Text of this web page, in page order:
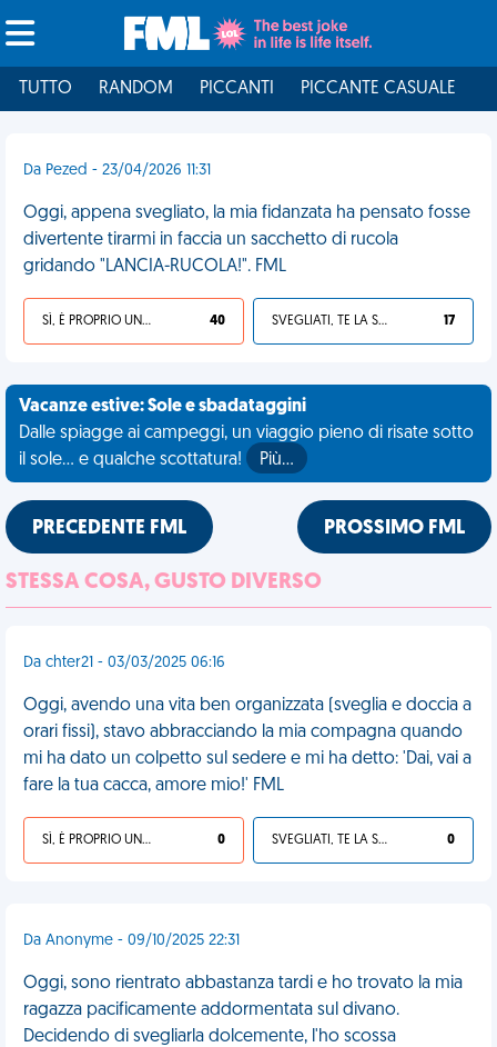
TUTTO RANDOM PICCANTI PICCANTE CASUALE
Da Pezed - 23/04/2026 11:31
Oggi, appena svegliato, la mia fidanzata ha pensato fosse
divertente tirarmi in faccia un sacchetto di rucola
gridando "LANCIA-RUCOLA!". FML
SÌ, È PROPRIO UNA VDM! 40 SVEGLIATI, TE LA SEI CERCATA! 17
Vacanze estive: Sole e sbadataggini
Dalle spiagge ai campeggi, un viaggio pieno di risate sotto
il sole... e qualche scottatura!
Più…
PRECEDENTE FML PROSSIMO FML
STESSA COSA, GUSTO DIVERSO
Da chter21 - 03/03/2025 06:16
Oggi, avendo una vita ben organizzata (sveglia e doccia a
orari fissi), stavo abbracciando la mia compagna quando
mi ha dato un colpetto sul sedere e mi ha detto: 'Dai, vai a
fare la tua cacca, amore mio!' FML
SÌ, È PROPRIO UNA VDM! 0 SVEGLIATI, TE LA SEI CERCATA! 0
Da Anonyme - 09/10/2025 22:31
Oggi, sono rientrato abbastanza tardi e ho trovato la mia
ragazza pacificamente addormentata sul divano.
Decidendo di svegliarla dolcemente, l'ho scossa